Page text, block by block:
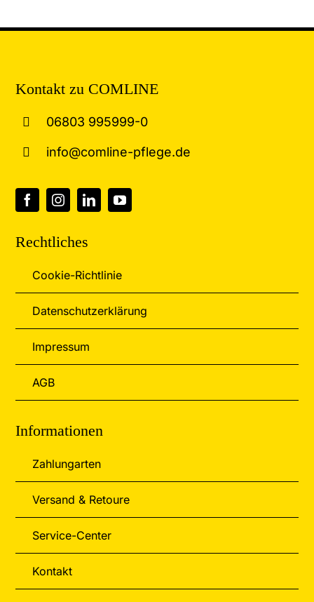
Kontakt zu COMLINE
06803 995999-0
info@comline-pflege.de
Rechtliches
Cookie-Richtlinie
Datenschutzerklärung
Impressum
AGB
Informationen
Zahlungarten
Versand & Retoure
Service-Center
Kontakt